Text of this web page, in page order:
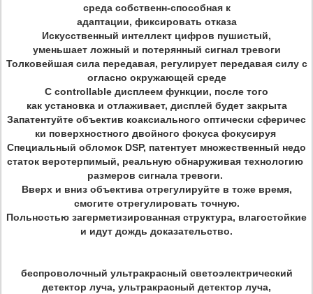
среда собственн-способная к
адаптации, фиксировать отказа
Искусственный интеллект цифров пушистый,
уменьшает ложный и потерянный сигнал тревоги
Толковейшая сила передавая, регулирует передавая силу с
огласно окружающей среде
С controllable дисплеем функции, после того
как установка и отлаживает, дисплей будет закрыта
Запатентуйте объектив коаксиального оптически сферичес
ки поверхностного двойного фокуса фокусируя
Специальный обломок DSP, патентует множественный недо
статок веротерпимый, реальную обнаруживая технологию
размеров сигнала тревоги.
Вверх и вниз объектива отрегулируйте в тоже время,
смогите отрегулировать точную.
Польностью загерметизированная структура, влагостойкие
и идут дождь доказательство.
беспроволочный ультракрасный светоэлектрический
детектор луча, ультракрасный детектор луча,